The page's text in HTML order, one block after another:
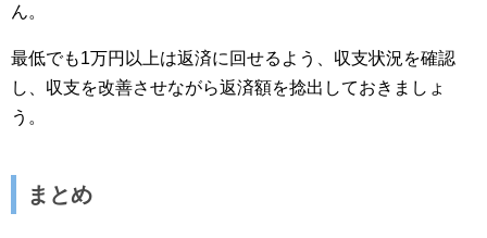
ん。
最低でも1万円以上は返済に回せるよう、収支状況を確認
し、収支を改善させながら返済額を捻出しておきましょ
う。
まとめ